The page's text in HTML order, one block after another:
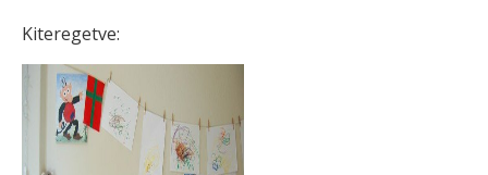
Kiteregetve: